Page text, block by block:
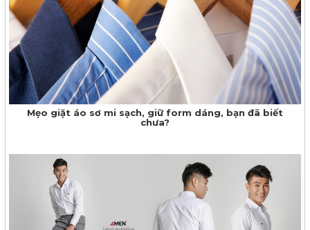
Mẹo giặt áo sơ mi sạch, giữ form dáng, bạn đã biết
chưa?